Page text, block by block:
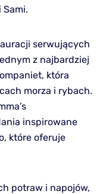
serwujących
z najbardziej
która
morza i rybach.
inspirowane
które oferuje
potraw i napojów,